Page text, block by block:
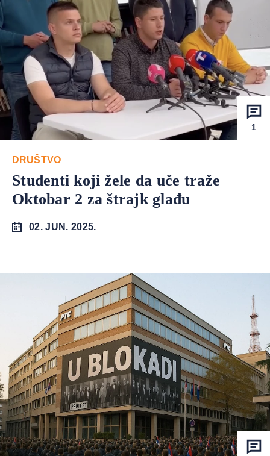
1
DRUŠTVO
Studenti koji žele da uče traže
Oktobar 2 za štrajk glađu
02. JUN. 2025.